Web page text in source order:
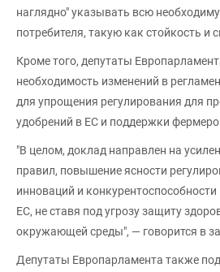
наглядно" указывать всю
потребителя, такую как стойкость и
Кроме того, депутаты
необходимость изменений в
для упрощения регулирования для
удобрений в ЕС и поддержки
"В целом, доклад направлен на
правил, повышение ясности
инноваций и конкурентоспособности
ЕС, не ставя под угрозу защиту
окружающей среды", — говорится в
Депутаты Европарламента также